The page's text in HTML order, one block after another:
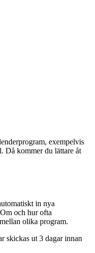
exempelvis
Då kommer du lättare åt
in nya
och hur ofta
olika program.
skickas ut 3 dagar innan